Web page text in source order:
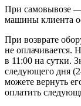
При самовывозе —
машины клиента
При возврате
не оплачивается.
в 11:00 на сутки.
следующего дня
можете вернуть
оплатить